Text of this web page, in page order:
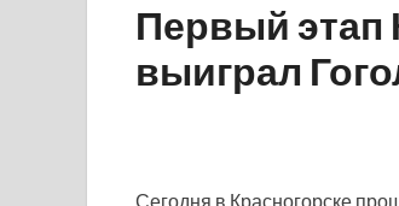
Первый этап
выиграл
Сегодня в Красногорске